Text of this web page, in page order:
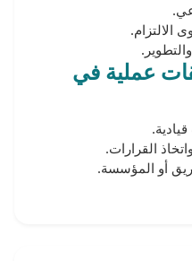
الالتزام.
عملية في
القرارات.
أو المؤسسة.